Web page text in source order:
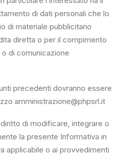
di dati personali che lo
di materiale pubblicitario
diretta o per il compimento
di comunicazione
precedenti dovranno essere
amministrazione@phpsrl.it
di modificare, integrare o
la presente Informativa in
applicabile o ai provvedimenti